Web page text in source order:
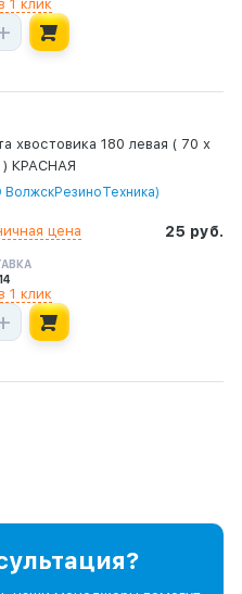
1 клик
хвостовика 180 левая ( 70 х
) КРАСНАЯ
25 руб.
цена
1 клик